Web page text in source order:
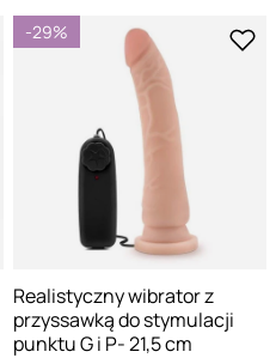
-29%
Realistyczny wibrator z
przyssawką do stymulacji
punktu G i P- 21,5 cm